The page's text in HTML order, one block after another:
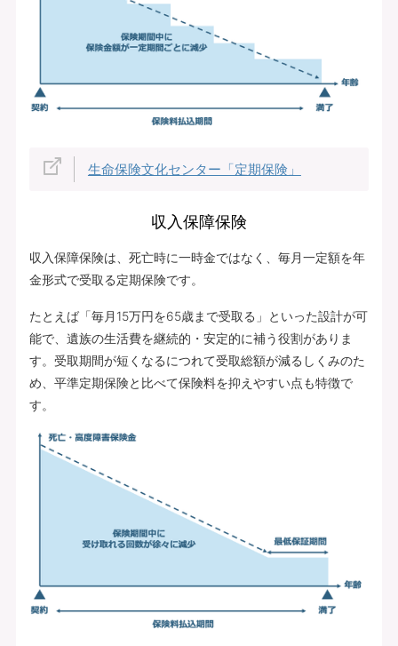
生命保険文化センター「定期保険」
収入保障保険
収入保障保険は、死亡時に一時金ではなく、毎月一定額を年
金形式で受取る定期保険です。
たとえば「毎月15万円を65歳まで受取る」といった設計が可
能で、遺族の生活費を継続的・安定的に補う役割がありま
す。受取期間が短くなるにつれて受取総額が減るしくみのた
め、平準定期保険と比べて保険料を抑えやすい点も特徴で
す。